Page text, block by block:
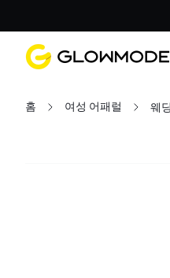
홈 여성 어패럴 웨